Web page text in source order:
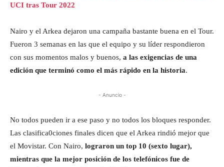
UCI tras Tour 2022
Nairo y el Arkea dejaron una campaña bastante buena en el Tour.
Fueron 3 semanas en las que el equipo y su líder respondieron
con sus momentos malos y buenos, a las exigencias de una
edición que terminó como el más rápido en la historia.
- Anuncio -
No todos pueden ir a ese paso y no todos los bloques responder.
Las clasifica0ciones finales dicen que el Arkea rindió mejor que
el Movistar. Con Nairo, lograron un top 10 (sexto lugar),
mientras que la mejor posición de los telefónicos fue de